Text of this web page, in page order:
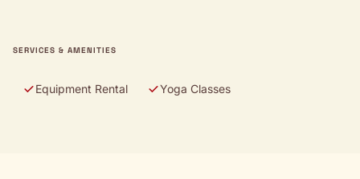
SERVICES & AMENITIES
Equipment Rental Yoga Classes